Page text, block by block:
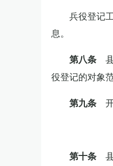
兵役登记
息。
第八条
役登记的对象
第九条
第十条